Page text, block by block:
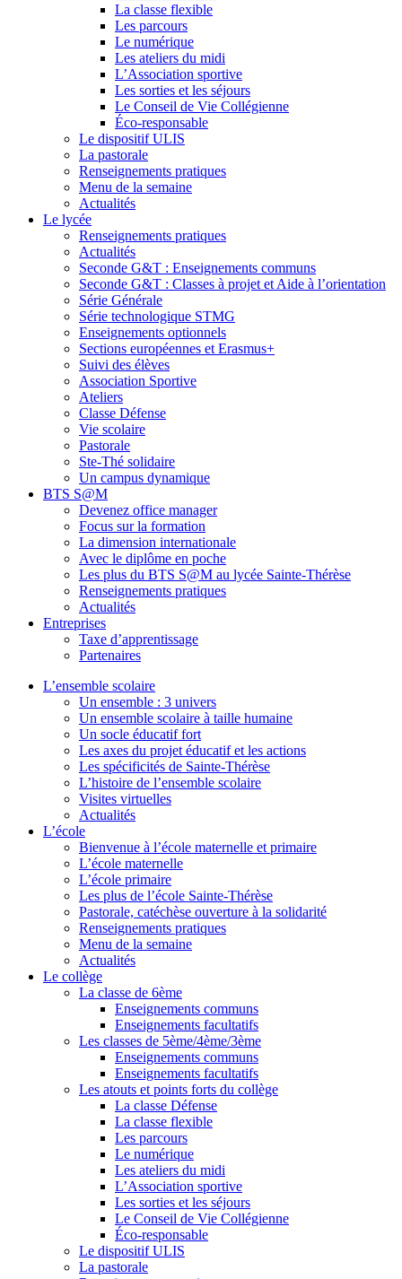
La classe flexible
Les parcours
Le numérique
Les ateliers du midi
L’Association sportive
Les sorties et les séjours
Le Conseil de Vie Collégienne
Éco-responsable
Le dispositif ULIS
La pastorale
Renseignements pratiques
Menu de la semaine
Actualités
Le lycée
Renseignements pratiques
Actualités
Seconde G&T : Enseignements communs
Seconde G&T : Classes à projet et Aide à l’orientation
Série Générale
Série technologique STMG
Enseignements optionnels
Sections européennes et Erasmus+
Suivi des élèves
Association Sportive
Ateliers
Classe Défense
Vie scolaire
Pastorale
Ste-Thé solidaire
Un campus dynamique
BTS S@M
Devenez office manager
Focus sur la formation
La dimension internationale
Avec le diplôme en poche
Les plus du BTS S@M au lycée Sainte-Thérèse
Renseignements pratiques
Actualités
Entreprises
Taxe d’apprentissage
Partenaires
L’ensemble scolaire
Un ensemble : 3 univers
Un ensemble scolaire à taille humaine
Un socle éducatif fort
Les axes du projet éducatif et les actions
Les spécificités de Sainte-Thérèse
L’histoire de l’ensemble scolaire
Visites virtuelles
Actualités
L’école
Bienvenue à l’école maternelle et primaire
L’école maternelle
L’école primaire
Les plus de l’école Sainte-Thérèse
Pastorale, catéchèse ouverture à la solidarité
Renseignements pratiques
Menu de la semaine
Actualités
Le collège
La classe de 6ème
Enseignements communs
Enseignements facultatifs
Les classes de 5ème/4ème/3ème
Enseignements communs
Enseignements facultatifs
Les atouts et points forts du collège
La classe Défense
La classe flexible
Les parcours
Le numérique
Les ateliers du midi
L’Association sportive
Les sorties et les séjours
Le Conseil de Vie Collégienne
Éco-responsable
Le dispositif ULIS
La pastorale